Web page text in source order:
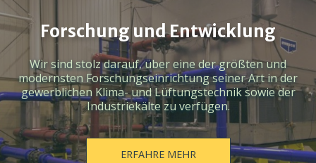
Forschung und Entwicklung
Wir sind stolz darauf, über eine der größten und
modernsten Forschungseinrichtung seiner Art in der
gewerblichen Klima- und Lüftungstechnik sowie der
Industriekälte zu verfügen.
ERFAHRE MEHR